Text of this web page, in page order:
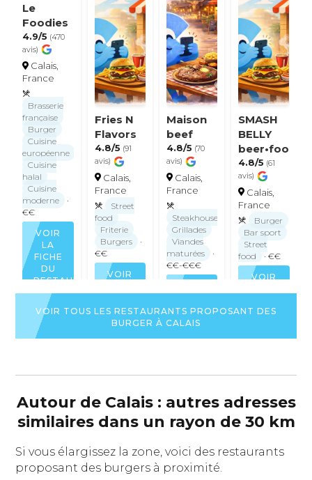
Le
Foodies
4.9/5 (470
avis)
Calais,
France
Brasserie
française
Burger
Cuisine
européenne
Cuisine
halal
Cuisine
moderne
·
€€
VOIR
LA
FICHE
DU
RESTAURANT
Fries N
Flavors
4.8/5 (91
avis)
Calais,
France
Street
food
Friterie
Burgers
·
€€
VOIR
DU
RESTAURANT
Maison
beef
4.8/5 (70
avis)
Calais,
France
Steakhouse
Grillades
Viandes
maturées
·
€€-€€€
FICHE
DU
SMASH
BELLY
4.8/5 (61
avis)
Calais,
France
Burger
Bar sport
Street
food
· €€
VOIR
DU
VOIR TOUS LES RESTAURANTS PROPOSANT DES
BURGER À CALAIS
Autour de Calais : autres adresses
similaires dans un rayon de 30 km
Si vous élargissez la zone, voici des restaurants
proposant des burgers à proximité.